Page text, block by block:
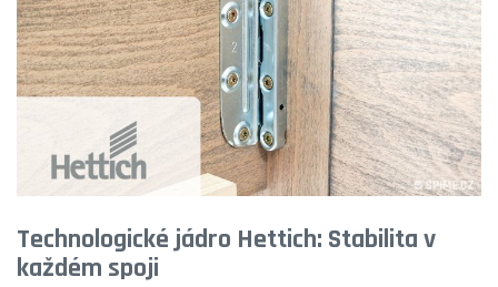
Technologické jádro Hettich: Stabilita v
každém spoji